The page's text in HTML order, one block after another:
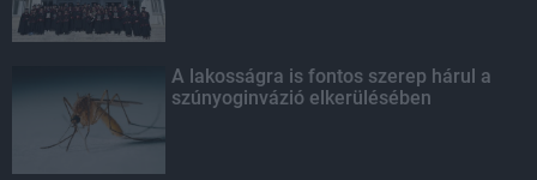
A lakosságra is fontos szerep hárul a
szúnyoginvázió elkerülésében